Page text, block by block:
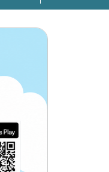
站地圖網預防登革熱